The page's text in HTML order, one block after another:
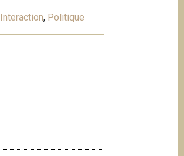
Interaction, Politique